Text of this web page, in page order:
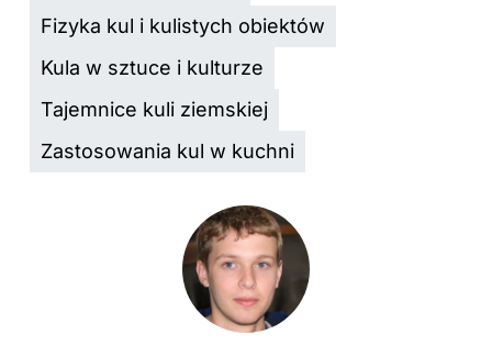
Fizyka kul i kulistych obiektów
Kula w sztuce i kulturze
Tajemnice kuli ziemskiej
Zastosowania kul w kuchni